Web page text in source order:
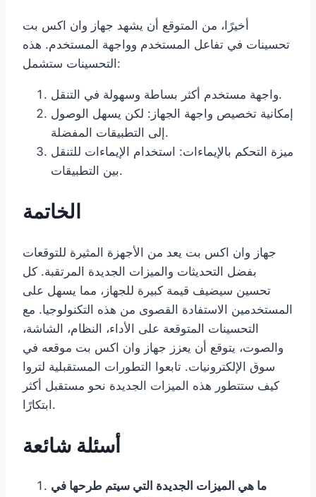
أخيرًا، من المتوقع أن يشهد جهاز وان اكس بت
تحسينات في تفاعل المستخدم وواجهة المستخدم. هذه
التحسينات ستشمل:
واجهة مستخدم أكثر بساطة وسهولة في التنقل.
إمكانية تخصيص واجهة الجهاز: لكن يسهل الوصول
إلى التطبيقات المفضلة.
ميزة التحكم بالإيماءات: استخدام الإيماءات للتنقل
بين التطبيقات.
الخاتمة
جهاز وان اكس بت يعد من الأجهزة المثيرة للتوقعات
بفضل التحديثات والميزات الجديدة المرتقبة. كل
تحسين سيضيف قيمة كبيرة للجهاز، مما يسهل على
المستخدمين الاستفادة القصوى من هذه التكنولوجيا. مع
التحسينات المتوقعة على الأداء، النظام، الشاشة،
والصوت، يتوقع أن يعزز جهاز وان اكس بت موقعه في
سوق الإلكترونيات. تابعوا التطورات المستقبلية لتروا
كيف ستتطور هذه الميزات الجديدة نحو مستقبل أكثر
ابتكارًا.
أسئلة شائعة
ما هي الميزات الجديدة التي سيتم طرحها في